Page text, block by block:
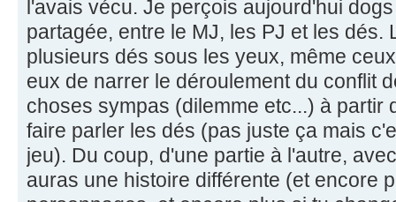
l'avais vécu. Je perçois aujourd'hui
partagée, entre le MJ, les PJ et les dés.
plusieurs dés sous les yeux, même
eux de narrer le déroulement du conflit
choses sympas (dilemme etc...) à partir
faire parler les dés (pas juste ça mais
jeu). Du coup, d'une partie à l'autre,
auras une histoire différente (et encore